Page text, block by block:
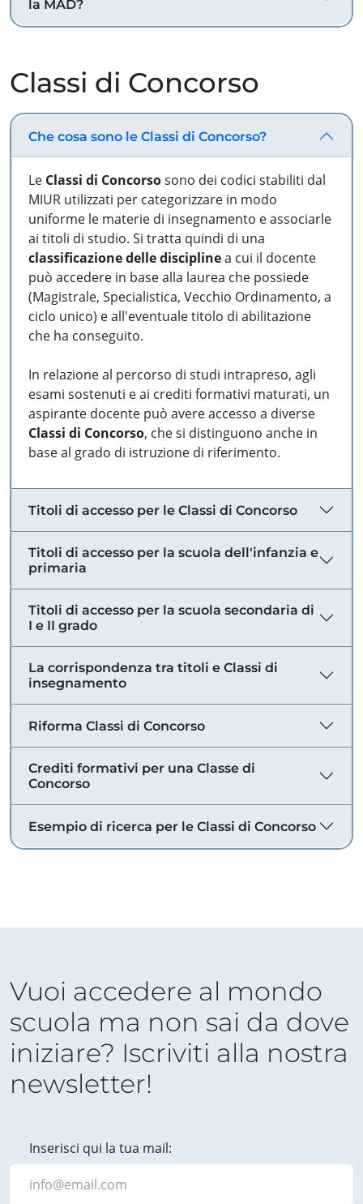
la MAD?
Classi di Concorso
Che cosa sono le Classi di Concorso?
Le Classi di Concorsosono dei codici stabiliti dal
MIUR utilizzati per categorizzare in modo
uniforme le materie di insegnamento e associarle
ai titoli di studio. Si tratta quindi di una
classificazione delle disciplinea cui il docente
può accedere in base alla laurea che possiede
(Magistrale, Specialistica, Vecchio Ordinamento, a
ciclo unico) e all'eventuale titolo di abilitazione
che ha conseguito.
In relazione al percorso di studi intrapreso, agli
esami sostenuti e ai crediti formativi maturati, un
aspirante docente può avere accesso a diverse
Classi di Concorso, che si distinguono anche in
base al grado di istruzione di riferimento.
Titoli di accesso per le Classi di Concorso
Titoli di accesso per la scuola dell'infanzia e
primaria
Titoli di accesso per la scuola secondaria di
I e II grado
La corrispondenza tra titoli e Classi di
insegnamento
Riforma Classi di Concorso
Crediti formativi per una Classe di
Concorso
Esempio di ricerca per le Classi di Concorso
Vuoi accedere al mondo
scuola ma non sai da dove
iniziare? Iscriviti alla nostra
newsletter!
Inserisci qui la tua mail: